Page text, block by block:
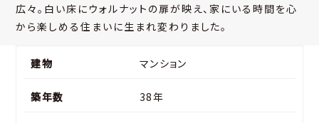
広々。白い床にウォルナットの扉が映え、家にいる時間を心
から楽しめる住まいに生まれ変わりました。
建物 マンション
築年数 38年